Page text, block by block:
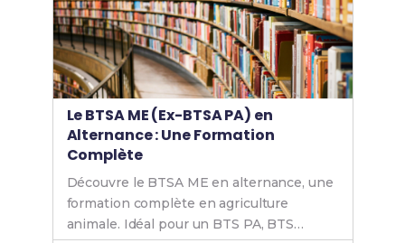
Le BTSA ME (Ex-BTSA PA) en
Alternance : Une Formation
Complète
Découvre le BTSA ME en alternance, une
formation complète en agriculture
animale. Idéal pour un BTS PA, BTS